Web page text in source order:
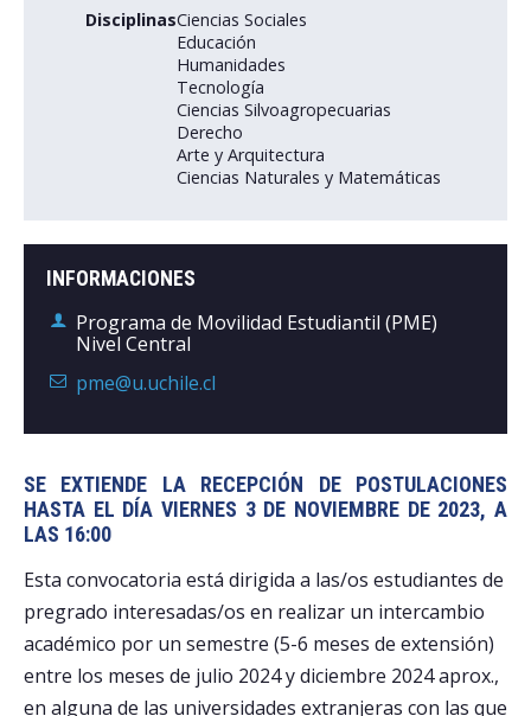
Egresados
INFORMACIONES
Programa de Movilidad Estudiantil (PME)
Nivel Central
pme@u.uchile.cl
DisciplinasCiencias Sociales
Educación
Humanidades
Tecnología
Ciencias Silvoagropecuarias
Derecho
Arte y Arquitectura
Ciencias Naturales y Matemáticas
SE EXTIENDE LA RECEPCIÓN DE POSTULACIONES
HASTA EL DÍA VIERNES 3 DE NOVIEMBRE DE 2023, A
LAS 16:00
Esta convocatoria está dirigida a las/os estudiantes de
pregrado interesadas/os en realizar un intercambio
académico por un semestre (5-6 meses de extensión)
entre los meses de julio 2024 y diciembre 2024 aprox.,
en alguna de las universidades extranjeras con las que